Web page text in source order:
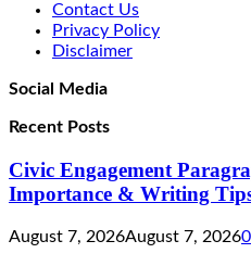
Contact Us
Privacy Policy
Disclaimer
Social Media
Recent Posts
Civic Engagement
Importance & Writing
August 7, 2026August 7, 20260